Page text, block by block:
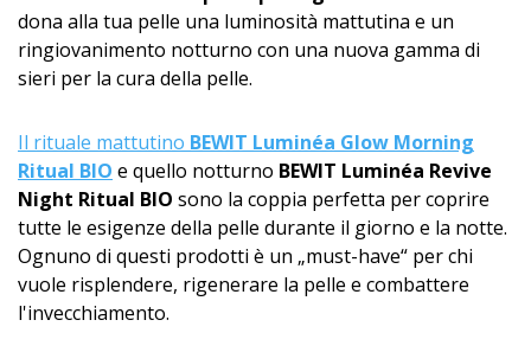
dona alla tua pelle una luminosità mattutina e un
ringiovanimento notturno con una nuova gamma di
sieri per la cura della pelle.
Il rituale mattutino BEWIT Luminéa Glow Morning
Ritual BIO e quello notturno BEWIT Luminéa Revive
Night Ritual BIO sono la coppia perfetta per coprire
tutte le esigenze della pelle durante il giorno e la notte.
Ognuno di questi prodotti è un „must-have“ per chi
vuole risplendere, rigenerare la pelle e combattere
l'invecchiamento.